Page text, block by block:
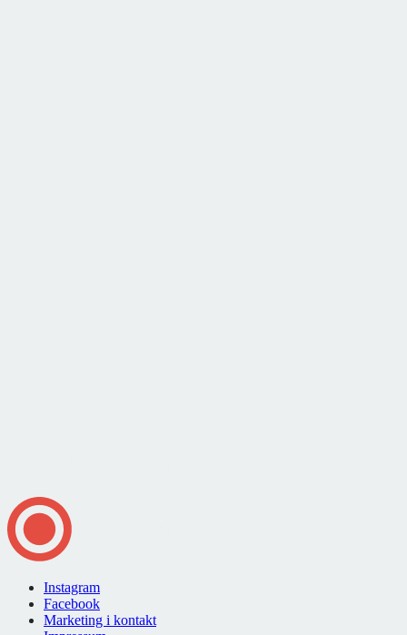
Instagram
Facebook
Marketing i kontakt